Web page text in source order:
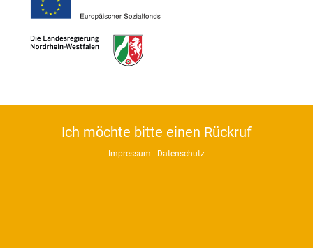
Ich möchte bitte einen Rückruf
Impressum Datenschutz